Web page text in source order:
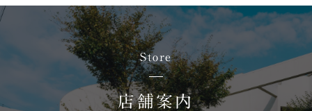
Store
店舗案内